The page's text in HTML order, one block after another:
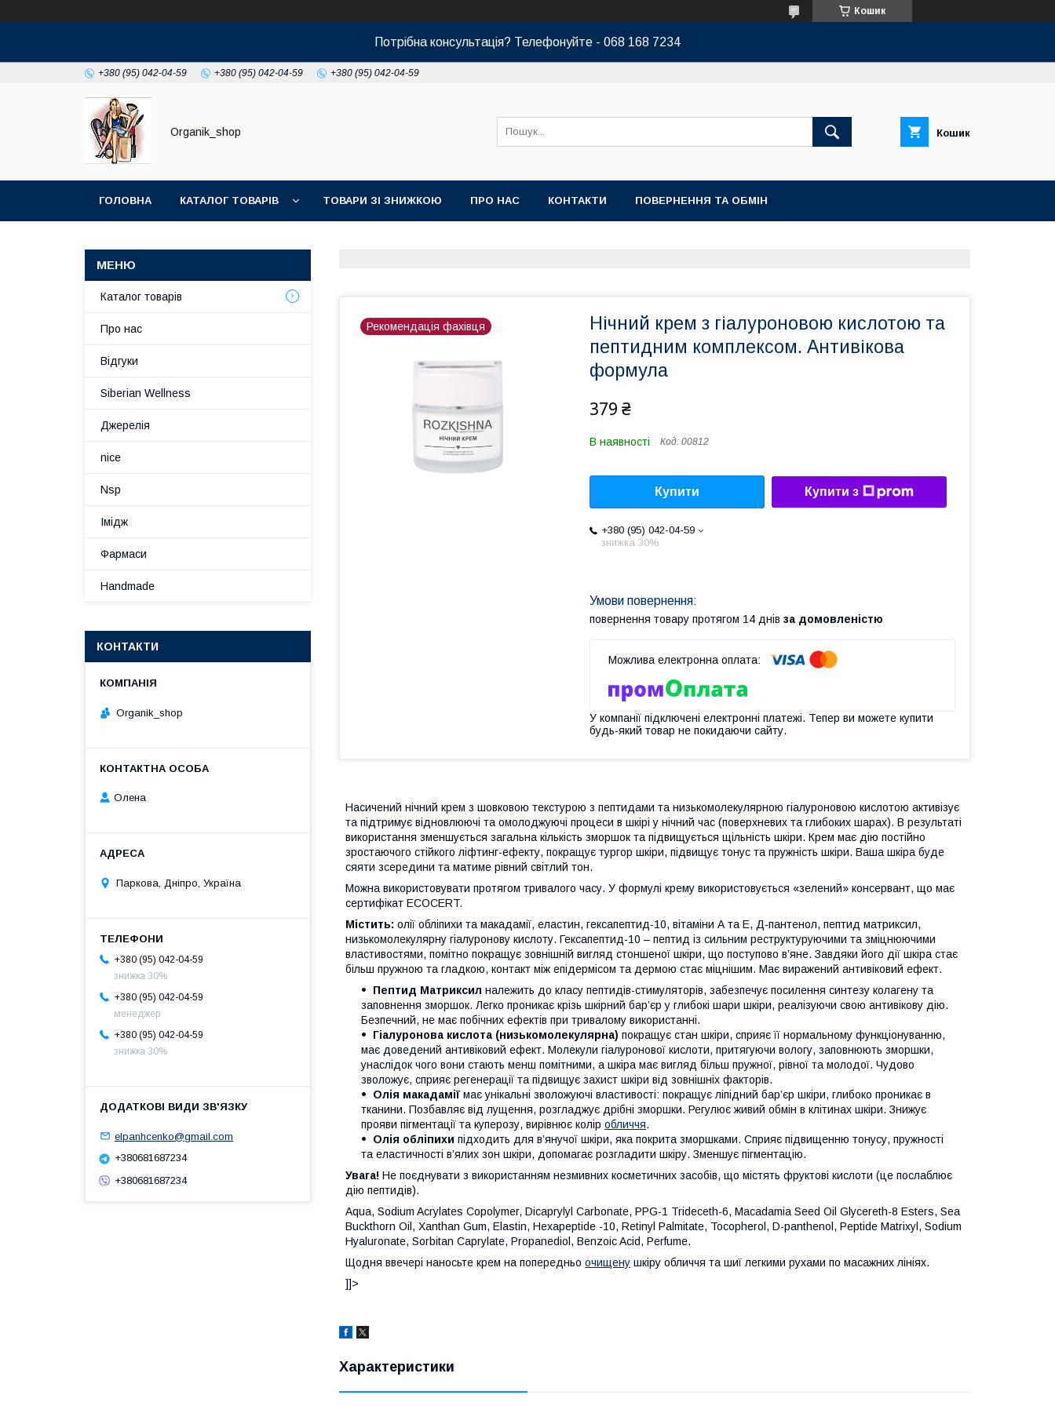
Кошик
Потрібна консультація? Телефонуйте - 068 168 7234
+380 (95) 042-04-59 +380 (95) 042-04-59 +380 (95) 042-04-59
Organik_shop Кошик
ГОЛОВНА КАТАЛОГ ТОВАРІВ ТОВАРИ ЗІ ЗНИЖКОЮ ПРО НАС КОНТАКТИ ПОВЕРНЕННЯ ТА ОБМІН
Рекомендація фахівця
Нічний крем з гіалуроновою кислотою та
пептидним комплексом. Антивікова
формула
379 ₴
В наявності Код: 00812
Купити Купити з
+380 (95) 042-04-59
знижка 30%
повернення товару протягом 14 днів за домовленістю
У компанії підключені електронні платежі. Тепер ви можете купити
будь-який товар не покидаючи сайту.
Насичений нічний крем з шовковою текстурою з пептидами та низькомолекулярною гіалуроновою кислотою активізує
та підтримує відновлюючі та омолоджуючі процеси в шкірі у нічний час (поверхневих та глибоких шарах). В результаті
використання зменшується загальна кількість зморшок та підвищується щільність шкіри. Крем має дію постійно
зростаючого стійкого ліфтинг-ефекту, покращує тургор шкіри, підвищує тонус та пружність шкіри. Ваша шкіра буде
сяяти зсередини та матиме рівний світлий тон.
Можна використовувати протягом тривалого часу. У формулі крему використовується «зелений» консервант, що має
сертифікат ECOCERT.
Містить: олії обліпихи та макадамії, еластин, гексапептид-10, вітаміни А та Е, Д-пантенол, пептид матриксил,
низькомолекулярну гіалуронову кислоту. Гексапептид-10 – пептид із сильним реструктуруючими та зміцнюючими
властивостями, помітно покращує зовнішній вигляд стоншеної шкіри, що поступово в’яне. Завдяки його дії шкіра стає
більш пружною та гладкою, контакт між епідермісом та дермою стає міцнішим. Має виражений антивіковий ефект.
Пептид Матриксил належить до класу пептидів-стимуляторів, забезпечує посилення синтезу колагену та
заповнення зморшок. Легко проникає крізь шкірний бар’єр у глибокі шари шкіри, реалізуючи свою антивікову дію.
Безпечний, не має побічних ефектів при тривалому використанні.
Гіалуронова кислота (низькомолекулярна) покращує стан шкіри, сприяє її нормальному функціонуванню,
має доведений антивіковий ефект. Молекули гіалуронової кислоти, притягуючи вологу, заповнюють зморшки,
унаслідок чого вони стають менш помітними, а шкіра має вигляд більш пружної, рівної та молодої. Чудово
зволожує, сприяє регенерації та підвищує захист шкіри від зовнішніх факторів.
Олія макадамії має унікальні зволожуючі властивості: покращує ліпідний бар’єр шкіри, глибоко проникає в
тканини. Позбавляє від лущення, розгладжує дрібні зморшки. Регулює живий обмін в клітинах шкіри. Знижує
прояви пігментації та куперозу, вирівнює колір обличчя.
Олія обліпихи підходить для в’янучої шкіри, яка покрита зморшками. Сприяє підвищенню тонусу, пружності
та еластичності в’ялих зон шкіри, допомагає розгладити шкіру. Зменшує пігментацію.
Увага! Не поєднувати з використанням незмивних косметичних засобів, що містять фруктові кислоти (це послаблює
дію пептидів).
Aqua, Sodium Acrylates Copolymer, Dicaprylyl Carbonate, PPG-1 Trideceth-6, Macadamia Seed Oil Glycereth-8 Esters, Sea
Buckthorn Oil, Xanthan Gum, Elastin, Hexapeptide -10, Retinyl Palmitate, Tocopherol, D-panthenol, Peptide Matrixyl, Sodium
Hyaluronate, Sorbitan Caprylate, Propanediol, Benzoic Acid, Perfume.
Щодня ввечері наносьте крем на попередньо очищену шкіру обличчя та шиї легкими рухами по масажних лініях.
]]>
Характеристики
Каталог товарів
Про нас
Відгуки
Siberian Wellness
Джерелія
nice
Nsp
Імідж
Фармаси
Handmade
КОНТАКТИ
Organik_shop
Олена
Паркова, Дніпро, Україна
+380 (95) 042-04-59
знижка 30%
+380 (95) 042-04-59
менеджер
+380 (95) 042-04-59
знижка 30%
elpanhcenko@gmail.com
+380681687234
+380681687234